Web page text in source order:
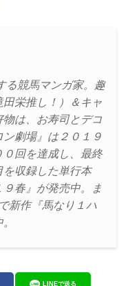
る競馬マンガ家。趣
栄推し！）＆キャ
は、お寿司とデコ
劇場』は２０１９
回を達成し、最終
収録した単行本
春』が発売中。ま
新作『馬なり１ハ
LINEで送る